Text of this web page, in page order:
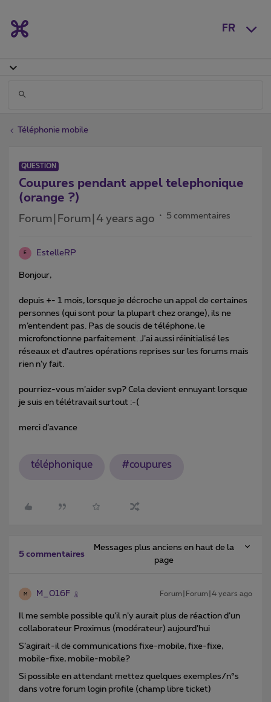
FR
Téléphonie mobile
QUESTION
Coupures pendant appel telephonique
(orange ?)
Forum|Forum|4 years ago 5 commentaires
E EstelleRP
Bonjour,
depuis +- 1 mois, lorsque je décroche un appel de certaines
personnes (qui sont pour la plupart chez orange), ils ne
m’entendent pas. Pas de soucis de téléphone, le
microfonctionne parfaitement. J’ai aussi réinitialisé les
réseaux et d’autres opérations reprises sur les forums mais
rien n’y fait.
pourriez-vous m’aider svp? Cela devient ennuyant lorsque
je suis en télétravail surtout :-(
merci d’avance
téléphonique #coupures
5 commentaires
Messages plus anciens en haut de la
page
M M_016F Forum|Forum|4 years ago
Il me semble possible qu’il n’y aurait plus de réaction d’un
collaborateur Proximus (modérateur) aujourd’hui
S’agirait-il de communications fixe-mobile, fixe-fixe,
mobile-fixe, mobile-mobile?
Si possible en attendant mettez quelques exemples/n°s
dans votre forum login profile (champ libre ticket)